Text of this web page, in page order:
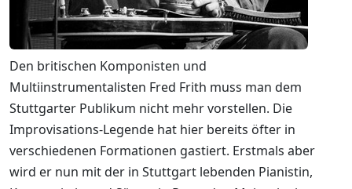
Den britischen Komponisten und
Multiinstrumentalisten Fred Frith muss man dem
Stuttgarter Publikum nicht mehr vorstellen. Die
Improvisations-Legende hat hier bereits öfter in
verschiedenen Formationen gastiert. Erstmals aber
wird er nun mit der in Stuttgart lebenden Pianistin,